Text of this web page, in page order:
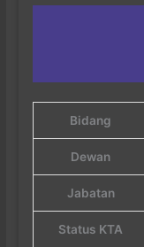
Bidang
Dewan
Jabatan
Status KTA